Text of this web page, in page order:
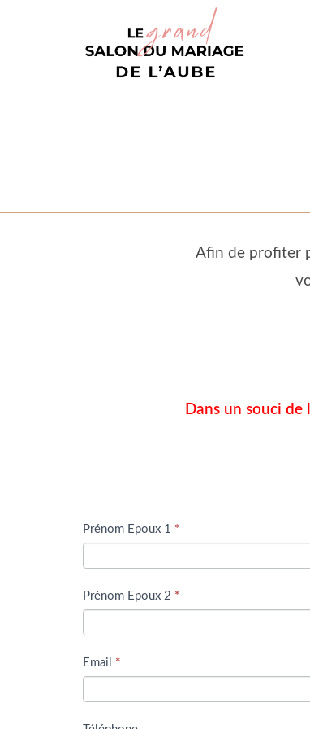
Afin de profiter
Dans un souci de
Formulaire
Prénom Epoux 1 *
Prénom Epoux 2 *
Email *
S
o
s
ê
e